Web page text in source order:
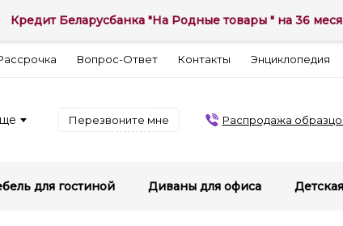
Вопрос-Ответ Контакты Энциклопедия
Перезвоните мне Распродажа
для гостиной Диваны для офиса
Кредит Беларусбанка "На Родные товары " на 36